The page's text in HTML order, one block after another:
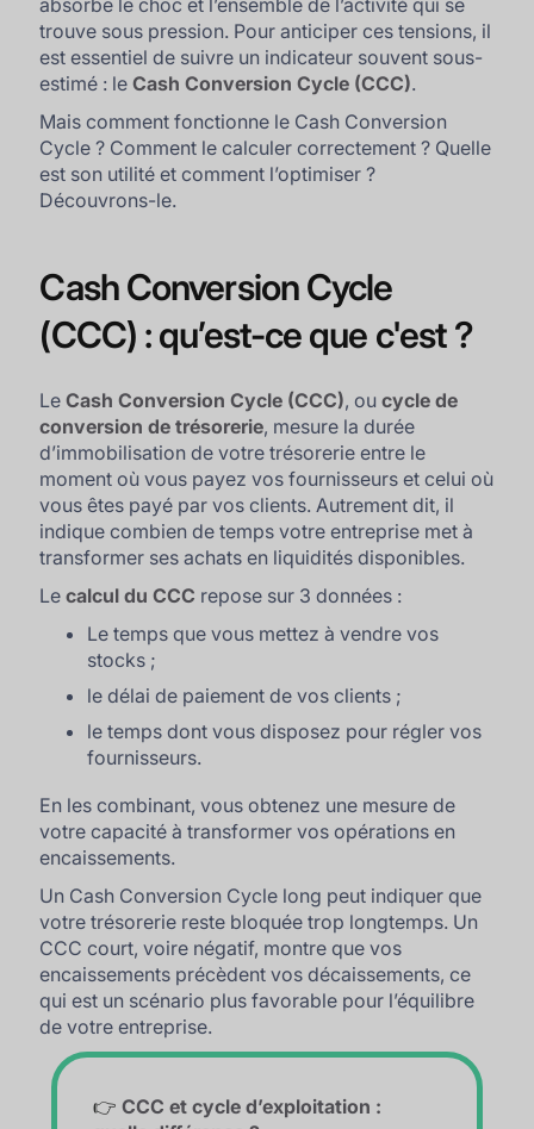
absorbe le choc et l’ensemble de l’activité qui se
trouve sous pression. Pour anticiper ces tensions, il
est essentiel de suivre un indicateur souvent sous-
estimé : leCash Conversion Cycle (CCC).
Mais comment fonctionne le Cash Conversion
Cycle ? Comment le calculer correctement ? Quelle
est son utilité et comment l’optimiser ?
Découvrons-le.
Cash Conversion Cycle
(CCC) : qu’est-ce que c'est ?
LeCash Conversion Cycle (CCC), oucycle de
conversion de trésorerie, mesure la durée
d’immobilisation de votre trésorerie entre le
moment où vous payez vos fournisseurs et celui où
vous êtes payé par vos clients. Autrement dit, il
indique combien de temps votre entreprise met à
transformer ses achats en liquidités disponibles.
Lecalcul du CCC repose sur 3 données :
Le temps que vous mettez à vendre vos
stocks ;
le délai de paiement de vos clients ;
le temps dont vous disposez pour régler vos
fournisseurs.
En les combinant, vous obtenez une mesure de
votre capacité à transformer vos opérations en
encaissements.
Un Cash Conversion Cycle long peut indiquer que
votre trésorerie reste bloquée trop longtemps. Un
CCC court, voire négatif, montre que vos
encaissements précèdent vos décaissements, ce
qui est un scénario plus favorable pour l’équilibre
de votre entreprise.
👉CCC et cycle d’exploitation :